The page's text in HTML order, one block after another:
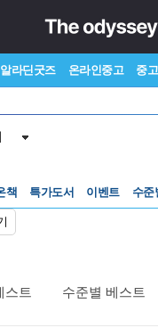
알라딘굿즈 온라인중고 중
책 특가도서 이벤트
스트 수준별 베스트